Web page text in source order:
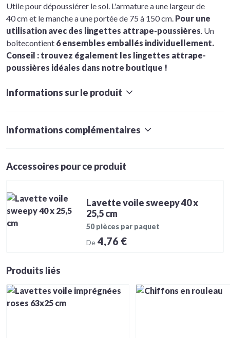
Utile pour dépoussiérer le sol. L'armature a une largeur de
40 cm et le manche a une portée de 75 à 150 cm. Pour une
utilisation avec des lingettes attrape-poussières. Un
boîtecontient 6 ensembles emballés individuellement.
Conseil : trouvez également les lingettes attrape-
poussières idéales dans notre boutique !
Informations sur le produit
Informations complémentaires
Accessoires pour ce produit
Lavette voile sweepy 40 x
25,5 cm
50 pièces par paquet
De 4,76 €
Produits liés